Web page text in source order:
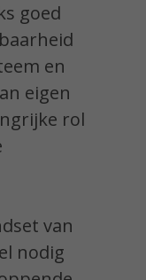
goed
en
eigen
rol
van
nodig